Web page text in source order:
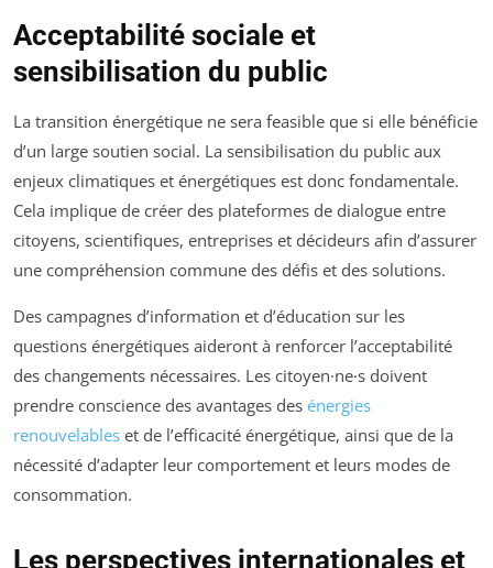
Acceptabilité sociale et
sensibilisation du public
La transition énergétique ne sera feasible que si elle bénéficie
d’un large soutien social. La sensibilisation du public aux
enjeux climatiques et énergétiques est donc fondamentale.
Cela implique de créer des plateformes de dialogue entre
citoyens, scientifiques, entreprises et décideurs afin d’assurer
une compréhension commune des défis et des solutions.
Des campagnes d’information et d’éducation sur les
questions énergétiques aideront à renforcer l’acceptabilité
des changements nécessaires. Les citoyen·ne·s doivent
prendre conscience des avantages des énergies
renouvelables et de l’efficacité énergétique, ainsi que de la
nécessité d’adapter leur comportement et leurs modes de
consommation.
Les perspectives internationales et